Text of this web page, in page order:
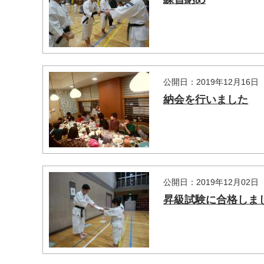
公開日：2019年12月16日
納会を行いました
公開日：2019年12月02日
昇級試験に合格しま
マイメディア検索